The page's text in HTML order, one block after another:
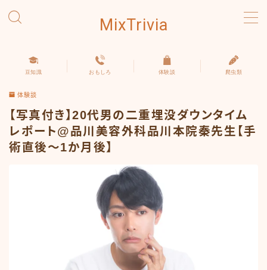
MixTrivia
おもしろ
体験談
豆知識 おもしろ 体験談 爬虫類
体験談
【写真付き】20代男の二重埋没ダウンタイム
レポート@品川美容外科品川本院秦先生【手
術直後～1か月後】